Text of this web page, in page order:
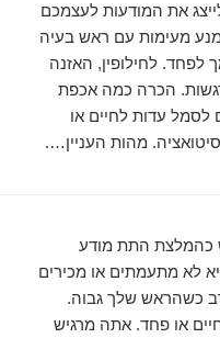
את המודעות לעצמכם
מעימות עם ראש בעיה
לחילופין, האזנה
הכרה כמה אכפת
לסמל עדות לחיים או
מהות העניין….
כהמלצת התת מודע
לא מתעמתים או מכירים
כשהראש שלך גבוה.
או פחד. אתה מרגיש